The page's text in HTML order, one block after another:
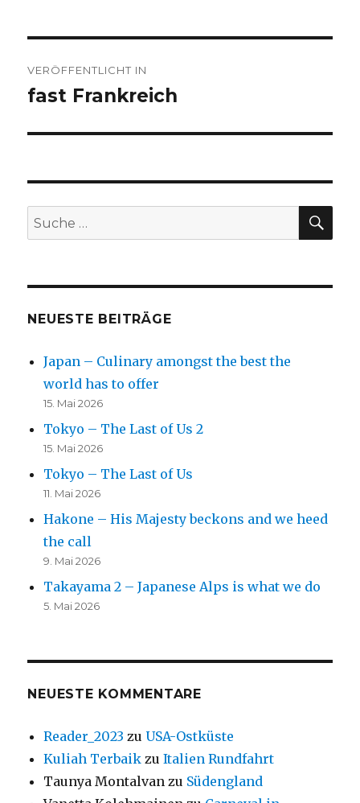
VERÖFFENTLICHT IN
fast Frankreich
Suche
nach:
NEUESTE BEITRÄGE
Japan – Culinary amongst the best the
world has to offer
15. Mai 2026
Tokyo – The Last of Us 2
15. Mai 2026
Tokyo – The Last of Us
11. Mai 2026
Hakone – His Majesty beckons and we heed
the call
9. Mai 2026
Takayama 2 – Japanese Alps is what we do
5. Mai 2026
NEUESTE KOMMENTARE
Reader_2023 zuUSA-Ostküste
Kuliah Terbaik zuItalien Rundfahrt
Taunya Montalvan zu Südengland